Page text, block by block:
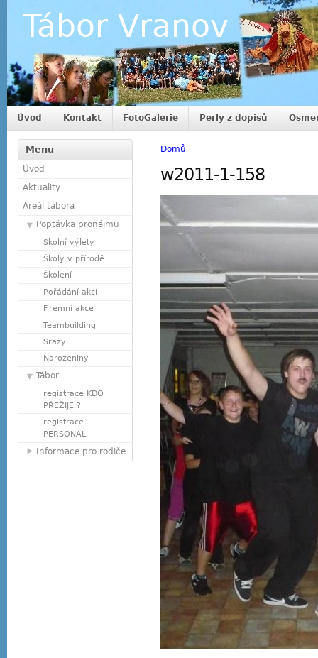
Tábor Vranov
Úvod Kontakt FotoGalerie Perly z dopisů
Menu
Úvod
Aktuality
Areál tábora
Poptávka pronájmu
Školní výlety
Školy v přírodě
Školení
Pořádání akcí
Firemní akce
Teambuilding
Srazy
Narozeniny
Tábor
registrace KDO
PŘEŽIJE ?
registrace -
PERSONAL
Informace pro rodiče
Domů
w2011-1-158